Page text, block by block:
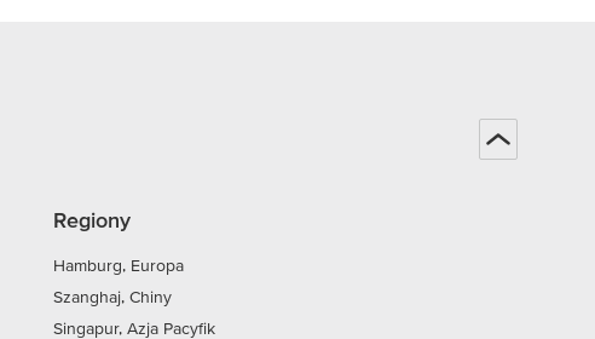
Regiony
Hamburg, Europa
Szanghaj, Chiny
Singapur, Azja Pacyfik